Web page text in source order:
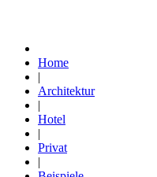
Home
|
Architektur
|
Hotel
|
Privat
|